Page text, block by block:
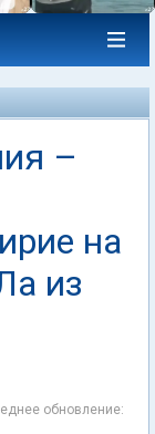
–
на
из
обновление: